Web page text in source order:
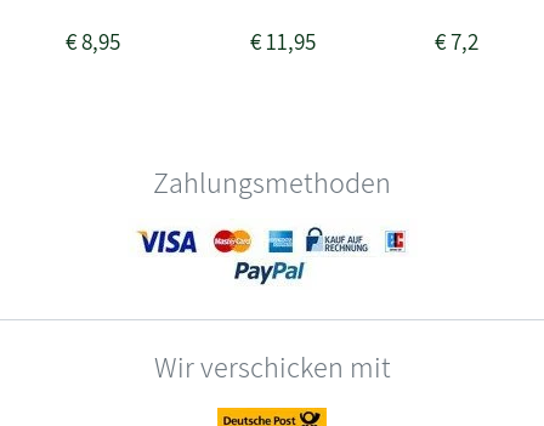
€8,95 €11,95 €7,25
Zahlungsmethoden
Wir verschicken mit